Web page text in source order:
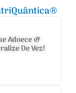
Adoece &
De Vez!